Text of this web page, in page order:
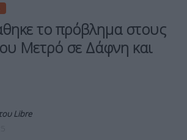
το πρόβλημα στους
Μετρό σε Δάφνη και
Libre